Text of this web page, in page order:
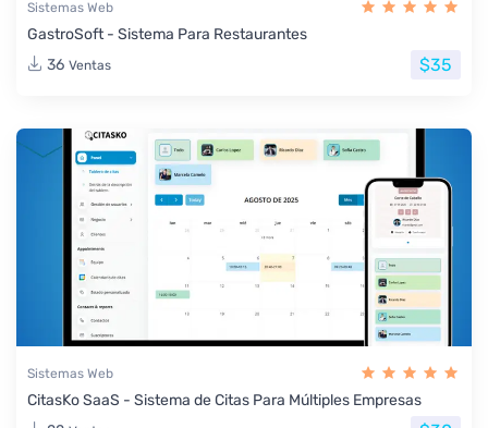
Sistemas Web
GastroSoft - Sistema Para Restaurantes
36 Ventas $35
Sistemas Web
CitasKo SaaS - Sistema de Citas Para Múltiples Empresas